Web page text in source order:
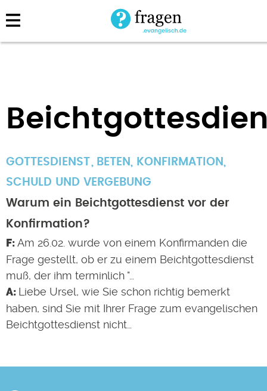
Direkt
zum
GOTTESDIENST BETEN , KONFIRMATION ,
SCHULD UND VERGEBUNG
Warum ein Beichtgottesdienst vor der
Konfirmation?
Am 26.02. wurde von einem Konfirmanden die
Frage gestellt, ob er zu einem Beichtgottesdienst
muß, der ihm terminlich "…
Liebe Ursel, wie Sie schon richtig bemerkt
haben, sind Sie mit Ihrer Frage zum evangelischen
Beichtgottesdienst nicht…